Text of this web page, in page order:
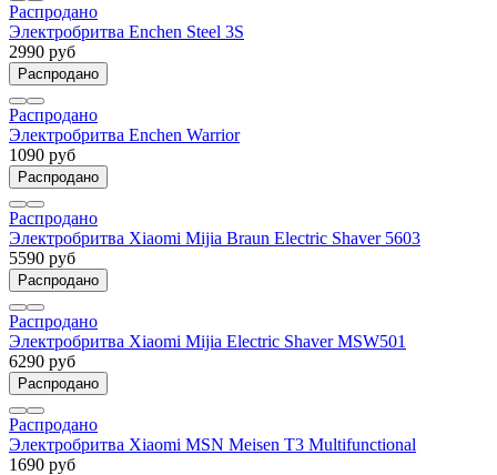
Распродано
Электробритва Enchen Steel 3S
2990 руб
Распродано
Распродано
Электробритва Enchen Warrior
1090 руб
Распродано
Распродано
Электробритва Xiaomi Mijia Braun Electric Shaver 5603
5590 руб
Распродано
Распродано
Электробритва Xiaomi Mijia Electric Shaver MSW501
6290 руб
Распродано
Распродано
Электробритва Xiaomi MSN Meisen T3 Multifunctional
1690 руб